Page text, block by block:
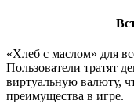
«Хлеб с маслом» для
Пользователи тратят
виртуальную валюту,
преимущества в игре.